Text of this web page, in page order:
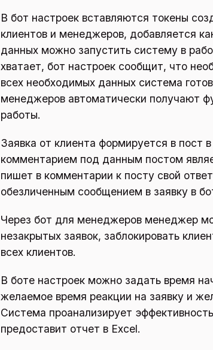
В бот настроек вставляются токены
клиентов и менеджеров, добавляется
данных можно запустить систему в
хватает, бот настроек сообщит, что
всех необходимых данных система
менеджеров автоматически получают
работы.
Заявка от клиента формируется в
комментарием под данным постом
пишет в комментарии к посту свой
обезличенным сообщением в заявку в
Через бот для менеджеров менеджер
незакрытых заявок, заблокировать
всех клиентов.
В боте настроек можно задать время
желаемое время реакции на заявку и
Система проанализирует
предоставит отчет в Excel.